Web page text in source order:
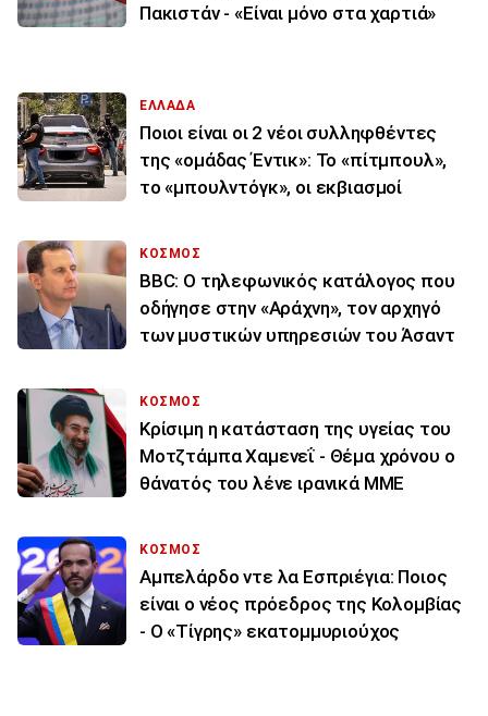
Πακιστάν - «Είναι μόνο στα χαρτιά»
ΕΛΛΑΔΑ
Ποιοι είναι οι 2 νέοι συλληφθέντες
της «ομάδας Έντικ»: Το «πίτμπουλ»,
το «μπουλντόγκ», οι εκβιασμοί
ΚΟΣΜΟΣ
BBC: Ο τηλεφωνικός κατάλογος που
οδήγησε στην «Αράχνη», τον αρχηγό
των μυστικών υπηρεσιών του Άσαντ
ΚΟΣΜΟΣ
Κρίσιμη η κατάσταση της υγείας του
Μοτζτάμπα Χαμενεΐ - Θέμα χρόνου ο
θάνατός του λένε ιρανικά ΜΜΕ
ΚΟΣΜΟΣ
Αμπελάρδο ντε λα Εσπριέγια: Ποιος
είναι ο νέος πρόεδρος της Κολομβίας
- Ο «Τίγρης» εκατομμυριούχος